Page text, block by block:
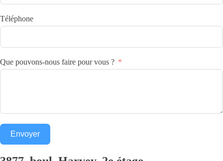
Téléphone
Que pouvons-nous faire pour vous ?
Envoyer